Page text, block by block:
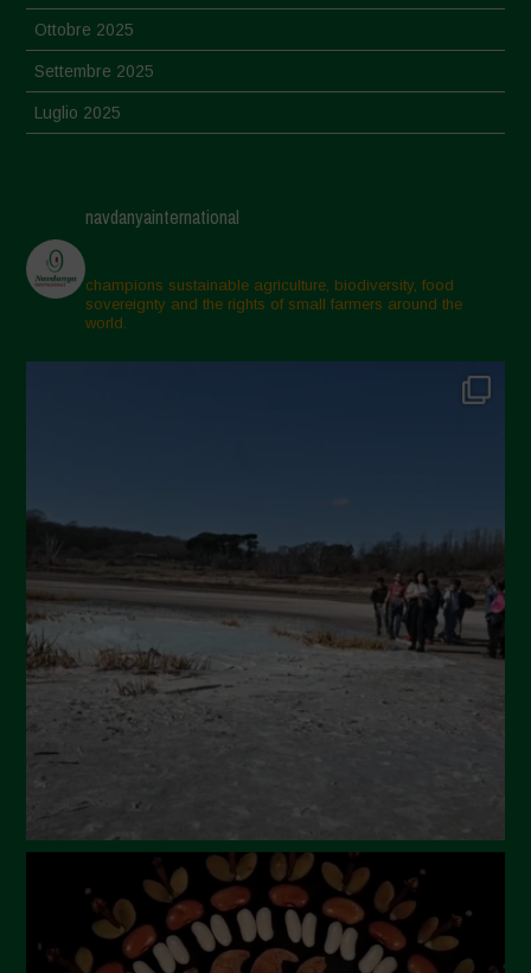
Ottobre 2025
Settembre 2025
Luglio 2025
Aprile 2025
Marzo 2025
Febbraio 2025
Gennaio 2025
Settembre 2024
Luglio 2024
Maggio 2024
Aprile 2024
Marzo 2024
Febbraio 2024
Ottobre 2023
Settembre 2023
navdanyainternational
champions sustainable agriculture, biodiversity, food
sovereignty and the rights of small farmers around the
world.